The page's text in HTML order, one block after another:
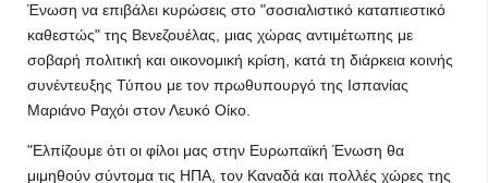
Ένωση να επιβάλει κυρώσεις στο "σοσιαλιστικό καταπιεστικό
καθεστώς" της Βενεζουέλας, μιας χώρας αντιμέτωπης με
σοβαρή πολιτική και οικονομική κρίση, κατά τη διάρκεια κοινής
συνέντευξης Τύπου με τον πρωθυπουργό της Ισπανίας
Μαριάνο Ραχόι στον Λευκό Οίκο.
"Ελπίζουμε ότι οι φίλοι μας στην Ευρωπαϊκή Ένωση θα
μιμηθούν σύντομα τις ΗΠΑ, τον Καναδά και πολλές χώρες της